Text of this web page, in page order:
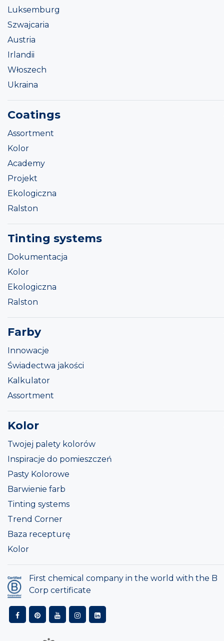
Luksemburg
Szwajcaria
Austria
Irlandii
Włoszech
Ukraina
Coatings
Assortment
Kolor
Academy
Projekt
Ekologiczna
Ralston
Tinting systems
Dokumentacja
Kolor
Ekologiczna
Ralston
Farby
Innowacje
Świadectwa jakości
Kalkulator
Assortment
Kolor
Twojej palety kolorów
Inspiracje do pomieszczeń
Pasty Kolorowe
Barwienie farb
Tinting systems
Trend Corner
Baza recepturę
Kolor
First chemical company in the world with the B
Corp certificate